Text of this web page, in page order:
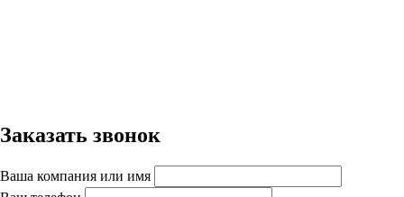
Заказать звонок
Ваша компания или имя